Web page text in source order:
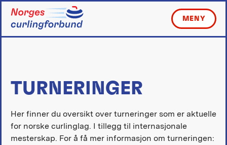
content
MENY
TURNERINGER
Her finner du oversikt over turneringer som er aktuelle
for norske curlinglag. I tillegg til internasjonale
mesterskap. For å få mer informasjon om turneringen: